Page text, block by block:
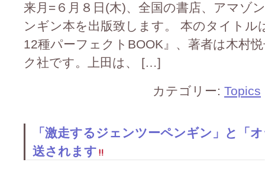
来月=６月８日(木)、全国の書店、アマゾ
ンギン本を出版致します。 本のタイト
12種パーフェクトBOOK』、著者は木村
ク社です。上田は、 […]
カテゴリー: Topics
「激走するジェンツーペンギン」と「
送されます